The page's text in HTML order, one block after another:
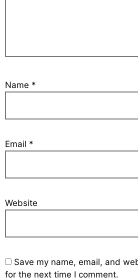
Name *
Email *
Website
Save my name, email, and
for the next time I comment.